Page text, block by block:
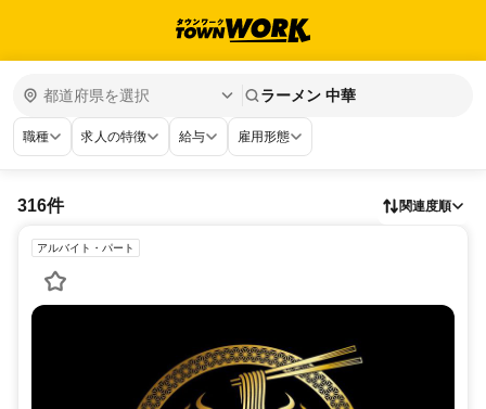
ラーメン 中華
職種 求人の特徴 給与 雇用形態
316件 関連度順
アルバイト・パート